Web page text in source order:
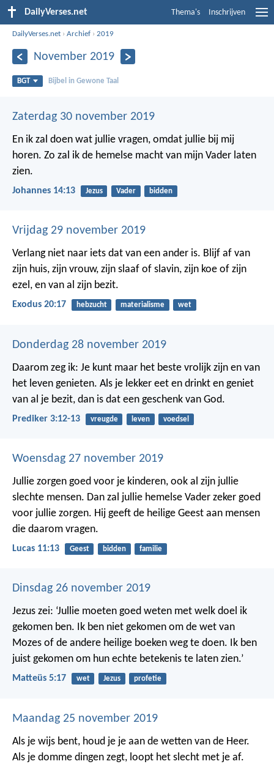
DailyVerses.net Thema's Inschrijven
DailyVerses.net ›Archief ›2019
November 2019
BGT Bijbel in Gewone Taal
Zaterdag 30 november 2019
En ik zal doen wat jullie vragen, omdat jullie bij mij
horen. Zo zal ik de hemelse macht van mijn Vader laten
zien.
Johannes 14:13 Jezus Vader bidden
Vrijdag 29 november 2019
Verlang niet naar iets dat van een ander is. Blijf af van
zijn huis, zijn vrouw, zijn slaaf of slavin, zijn koe of zijn
ezel, en van al zijn bezit.
Exodus 20:17 hebzucht materialisme wet
Donderdag 28 november 2019
Daarom zeg ik: Je kunt maar het beste vrolijk zijn en van
het leven genieten. Als je lekker eet en drinkt en geniet
van al je bezit, dan is dat een geschenk van God.
Prediker 3:12-13 vreugde leven voedsel
Woensdag 27 november 2019
Jullie zorgen goed voor je kinderen, ook al zijn jullie
slechte mensen. Dan zal jullie hemelse Vader zeker goed
voor jullie zorgen. Hij geeft de heilige Geest aan mensen
die daarom vragen.
Lucas 11:13 Geest bidden familie
Dinsdag 26 november 2019
Jezus zei: ‘Jullie moeten goed weten met welk doel ik
gekomen ben. Ik ben niet gekomen om de wet van
Mozes of de andere heilige boeken weg te doen. Ik ben
juist gekomen om hun echte betekenis te laten zien.’
Matteüs 5:17 wet Jezus profetie
Maandag 25 november 2019
Als je wijs bent, houd je je aan de wetten van de Heer.
Als je domme dingen zegt, loopt het slecht met je af.